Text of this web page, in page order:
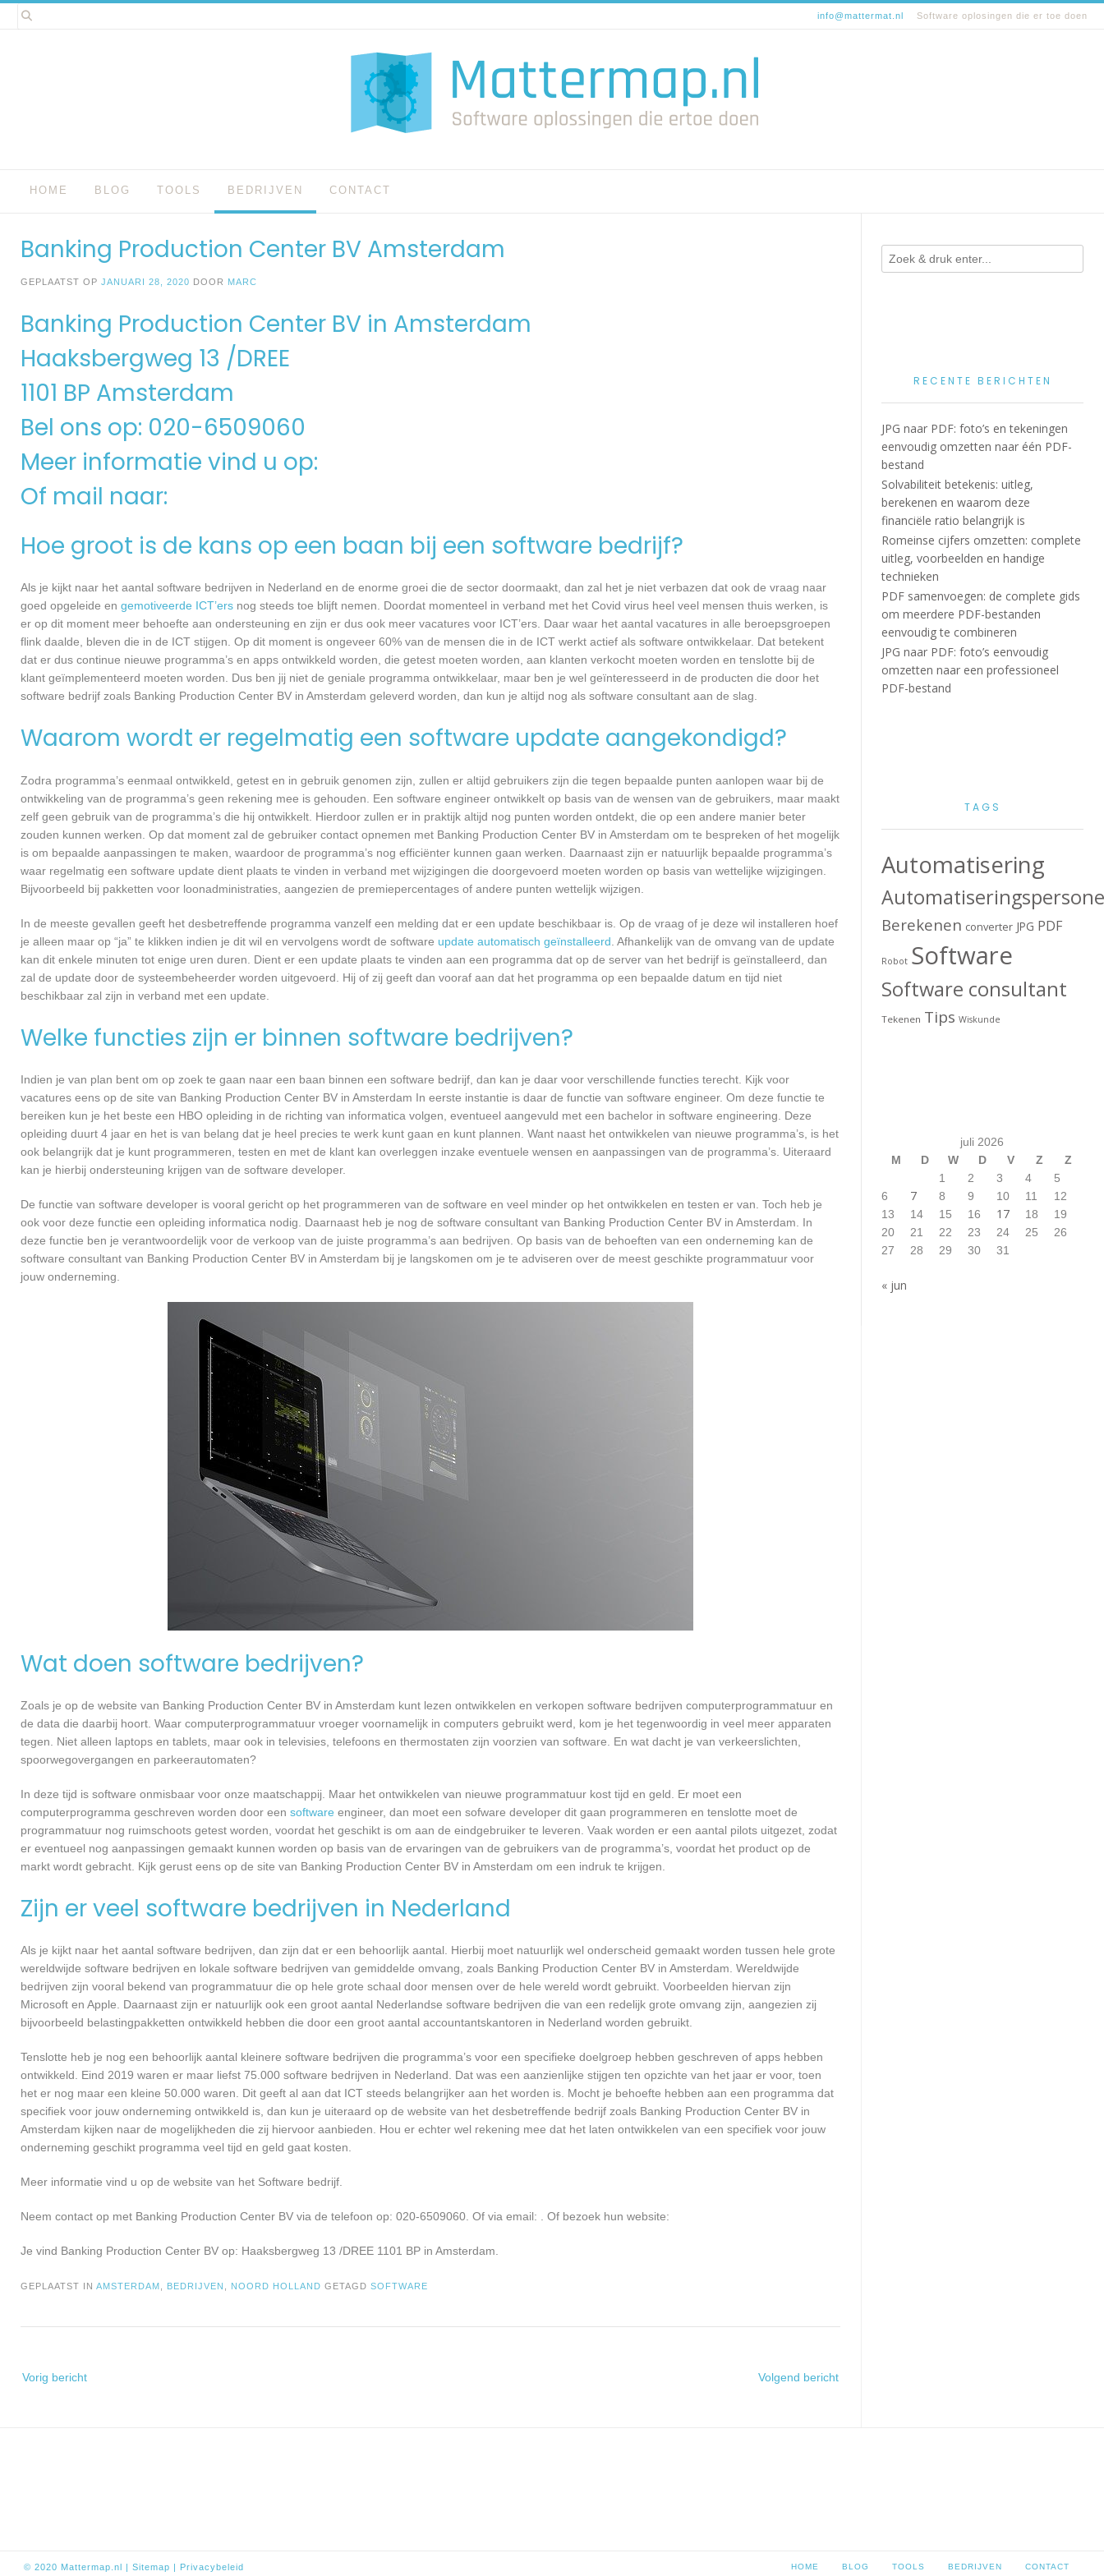
Spring
naar
info@mattermat.nl Software oplosingen die er toe doen
HOME BLOG TOOLS BEDRIJVEN CONTACT
Banking Production Center BV Amsterdam
GEPLAATST OP JANUARI 28, 2020 DOOR MARC
Banking Production Center BV in Amsterdam
Haaksbergweg 13 /DREE
1101 BP Amsterdam
Bel ons op: 020-6509060
Meer informatie vind u op:
Of mail naar:
Hoe groot is de kans op een baan bij een software bedrijf?
Als je kijkt naar het aantal software bedrijven in Nederland en de enorme groei die de sector doormaakt, dan zal het je niet verbazen dat ook de vraag naar
goed opgeleide en gemotiveerde ICT’ers nog steeds toe blijft nemen. Doordat momenteel in verband met het Covid virus heel veel mensen thuis werken, is
er op dit moment meer behoefte aan ondersteuning en zijn er dus ook meer vacatures voor ICT’ers. Daar waar het aantal vacatures in alle beroepsgroepen
flink daalde, bleven die in de ICT stijgen. Op dit moment is ongeveer 60% van de mensen die in de ICT werkt actief als software ontwikkelaar. Dat betekent
dat er dus continue nieuwe programma’s en apps ontwikkeld worden, die getest moeten worden, aan klanten verkocht moeten worden en tenslotte bij de
klant geïmplementeerd moeten worden. Dus ben jij niet de geniale programma ontwikkelaar, maar ben je wel geïnteresseerd in de producten die door het
software bedrijf zoals Banking Production Center BV in Amsterdam geleverd worden, dan kun je altijd nog als software consultant aan de slag.
Waarom wordt er regelmatig een software update aangekondigd?
Zodra programma’s eenmaal ontwikkeld, getest en in gebruik genomen zijn, zullen er altijd gebruikers zijn die tegen bepaalde punten aanlopen waar bij de
ontwikkeling van de programma’s geen rekening mee is gehouden. Een software engineer ontwikkelt op basis van de wensen van de gebruikers, maar maakt
zelf geen gebruik van de programma’s die hij ontwikkelt. Hierdoor zullen er in praktijk altijd nog punten worden ontdekt, die op een andere manier beter
zouden kunnen werken. Op dat moment zal de gebruiker contact opnemen met Banking Production Center BV in Amsterdam om te bespreken of het mogelijk
is om bepaalde aanpassingen te maken, waardoor de programma’s nog efficiënter kunnen gaan werken. Daarnaast zijn er natuurlijk bepaalde programma’s
waar regelmatig een software update dient plaats te vinden in verband met wijzigingen die doorgevoerd moeten worden op basis van wettelijke wijzigingen.
Bijvoorbeeld bij pakketten voor loonadministraties, aangezien de premiepercentages of andere punten wettelijk wijzigen.
In de meeste gevallen geeft het desbetreffende programma vanzelf een melding dat er een update beschikbaar is. Op de vraag of je deze wil installeren hoef
je alleen maar op “ja” te klikken indien je dit wil en vervolgens wordt de software update automatisch geïnstalleerd . Afhankelijk van de omvang van de update
kan dit enkele minuten tot enige uren duren. Dient er een update plaats te vinden aan een programma dat op de server van het bedrijf is geïnstalleerd, dan
zal de update door de systeembeheerder worden uitgevoerd. Hij of zij geeft dan vooraf aan dat het programma op een bepaalde datum en tijd niet
beschikbaar zal zijn in verband met een update.
Welke functies zijn er binnen software bedrijven?
Indien je van plan bent om op zoek te gaan naar een baan binnen een software bedrijf, dan kan je daar voor verschillende functies terecht. Kijk voor
vacatures eens op de site van Banking Production Center BV in Amsterdam In eerste instantie is daar de functie van software engineer. Om deze functie te
bereiken kun je het beste een HBO opleiding in de richting van informatica volgen, eventueel aangevuld met een bachelor in software engineering. Deze
opleiding duurt 4 jaar en het is van belang dat je heel precies te werk kunt gaan en kunt plannen. Want naast het ontwikkelen van nieuwe programma’s, is het
ook belangrijk dat je kunt programmeren, testen en met de klant kan overleggen inzake eventuele wensen en aanpassingen van de programma’s. Uiteraard
kan je hierbij ondersteuning krijgen van de software developer.
De functie van software developer is vooral gericht op het programmeren van de software en veel minder op het ontwikkelen en testen er van. Toch heb je
ook voor deze functie een opleiding informatica nodig. Daarnaast heb je nog de software consultant van Banking Production Center BV in Amsterdam. In
deze functie ben je verantwoordelijk voor de verkoop van de juiste programma’s aan bedrijven. Op basis van de behoeften van een onderneming kan de
software consultant van Banking Production Center BV in Amsterdam bij je langskomen om je te adviseren over de meest geschikte programmatuur voor
jouw onderneming.
Wat doen software bedrijven?
Zoals je op de website van Banking Production Center BV in Amsterdam kunt lezen ontwikkelen en verkopen software bedrijven computerprogrammatuur en
de data die daarbij hoort. Waar computerprogrammatuur vroeger voornamelijk in computers gebruikt werd, kom je het tegenwoordig in veel meer apparaten
tegen. Niet alleen laptops en tablets, maar ook in televisies, telefoons en thermostaten zijn voorzien van software. En wat dacht je van verkeerslichten,
spoorwegovergangen en parkeerautomaten?
In deze tijd is software onmisbaar voor onze maatschappij. Maar het ontwikkelen van nieuwe programmatuur kost tijd en geld. Er moet een
computerprogramma geschreven worden door een software engineer, dan moet een sofware developer dit gaan programmeren en tenslotte moet de
programmatuur nog ruimschoots getest worden, voordat het geschikt is om aan de eindgebruiker te leveren. Vaak worden er een aantal pilots uitgezet, zodat
er eventueel nog aanpassingen gemaakt kunnen worden op basis van de ervaringen van de gebruikers van de programma’s, voordat het product op de
markt wordt gebracht. Kijk gerust eens op de site van Banking Production Center BV in Amsterdam om een indruk te krijgen.
Zijn er veel software bedrijven in Nederland
Als je kijkt naar het aantal software bedrijven, dan zijn dat er een behoorlijk aantal. Hierbij moet natuurlijk wel onderscheid gemaakt worden tussen hele grote
wereldwijde software bedrijven en lokale software bedrijven van gemiddelde omvang, zoals Banking Production Center BV in Amsterdam. Wereldwijde
bedrijven zijn vooral bekend van programmatuur die op hele grote schaal door mensen over de hele wereld wordt gebruikt. Voorbeelden hiervan zijn
Microsoft en Apple. Daarnaast zijn er natuurlijk ook een groot aantal Nederlandse software bedrijven die van een redelijk grote omvang zijn, aangezien zij
bijvoorbeeld belastingpakketten ontwikkeld hebben die door een groot aantal accountantskantoren in Nederland worden gebruikt.
Tenslotte heb je nog een behoorlijk aantal kleinere software bedrijven die programma’s voor een specifieke doelgroep hebben geschreven of apps hebben
ontwikkeld. Eind 2019 waren er maar liefst 75.000 software bedrijven in Nederland. Dat was een aanzienlijke stijgen ten opzichte van het jaar er voor, toen
het er nog maar een kleine 50.000 waren. Dit geeft al aan dat ICT steeds belangrijker aan het worden is. Mocht je behoefte hebben aan een programma dat
specifiek voor jouw onderneming ontwikkeld is, dan kun je uiteraard op de website van het desbetreffende bedrijf zoals Banking Production Center BV in
Amsterdam kijken naar de mogelijkheden die zij hiervoor aanbieden. Hou er echter wel rekening mee dat het laten ontwikkelen van een specifiek voor jouw
onderneming geschikt programma veel tijd en geld gaat kosten.
Meer informatie vind u op de website van het Software bedrijf.
Neem contact op met Banking Production Center BV via de telefoon op: 020-6509060. Of via email: . Of bezoek hun website:
Je vind Banking Production Center BV op: Haaksbergweg 13 /DREE 1101 BP in Amsterdam.
GEPLAATST IN AMSTERDAM BEDRIJVEN NOORD HOLLAND GETAGD SOFTWARE
navigatie
Vorig bericht Volgend bericht
RECENTE BERICHTEN
JPG naar PDF: foto’s en tekeningen
eenvoudig omzetten naar één PDF-
bestand
Solvabiliteit betekenis: uitleg,
berekenen en waarom deze
financiële ratio belangrijk is
Romeinse cijfers omzetten: complete
uitleg, voorbeelden en handige
technieken
PDF samenvoegen: de complete gids
om meerdere PDF-bestanden
eenvoudig te combineren
JPG naar PDF: foto’s eenvoudig
omzetten naar een professioneel
PDF-bestand
TAGS
Automatisering
Berekenen converter JPG PDF
Robot Software
Software consultant
Tekenen Tips Wiskunde
juli 2026
M
D W D V Z
Z
1
2 3 4
5
6
7 8 9 10 11
12
13
14 15 16 17 18
19
20
21 22 23 24 25
26
27
28 29 30 31
« jun
© 2020 Mattermap.nl | Sitemap | Privacybeleid HOME BLOG TOOLS BEDRIJVEN CONTACT